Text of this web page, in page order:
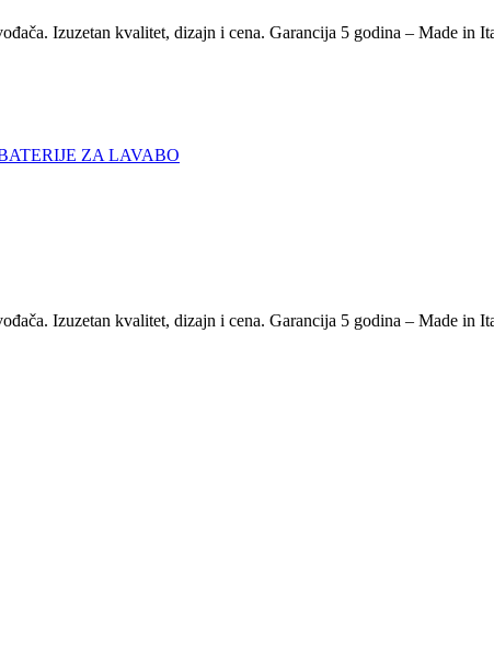
Izuzetan kvalitet, dizajn i cena. Garancija 5 godina – Made in
ZA LAVABO
Izuzetan kvalitet, dizajn i cena. Garancija 5 godina – Made in